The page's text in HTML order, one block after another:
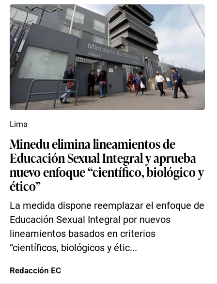
Minedu elimina lineamientos de
Educación Sexual Integral y aprueba
nuevo enfoque “científico, biológico y
ético”
La medida dispone reemplazar el enfoque de
Educación Sexual Integral por nuevos
lineamientos basados en criterios
“científicos, biológicos y étic...
Lima
Redacción EC